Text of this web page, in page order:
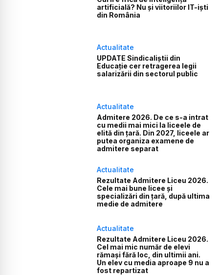
artificială? Nu și viitoriilor IT-iști
din România
Actualitate
UPDATE Sindicaliștii din
Educație cer retragerea legii
salarizării din sectorul public
Actualitate
Admitere 2026. De ce s-a intrat
cu medii mai mici la liceele de
elită din țară. Din 2027, liceele ar
putea organiza examene de
admitere separat
Actualitate
Rezultate Admitere Liceu 2026.
Cele mai bune licee și
specializări din țară, după ultima
medie de admitere
Actualitate
Rezultate Admitere Liceu 2026.
Cel mai mic număr de elevi
rămași fără loc, din ultimii ani.
Un elev cu media aproape 9 nu a
fost repartizat